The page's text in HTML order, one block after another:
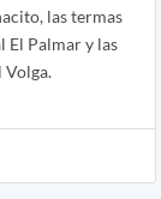
las termas
El Palmar y las
Volga.